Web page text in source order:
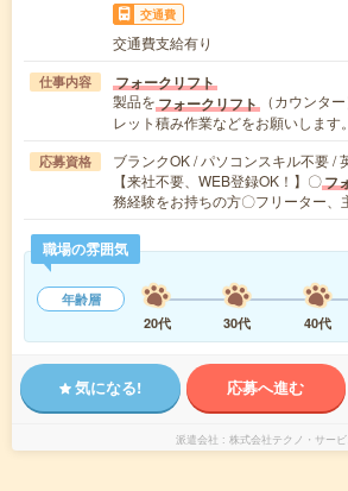
交通費
交通費支給有り
仕事内容 フォークリフト
製品をフォークリフト （カウンタ
レット積み作業などをお願いしま
応募資格
ブランクOK / パソコンスキル不要 /
【来社不要、WEB登録OK！】〇フ
務経験をお持ちの方〇フリーター
職場の雰囲気
年齢層
20代
30代 40代
気になる! 応募へ進む
派遣会社 株式会社テクノ・サービ